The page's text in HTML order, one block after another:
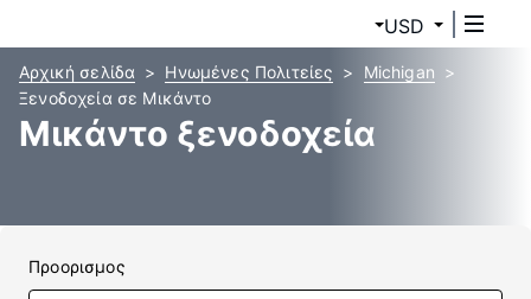
USD
Αρχική σελίδα Ηνωμένες Πολιτείες
Michigan
Ξενοδοχεία σε Μικάντο
Μικάντο ξενοδοχεία
Προορισμος